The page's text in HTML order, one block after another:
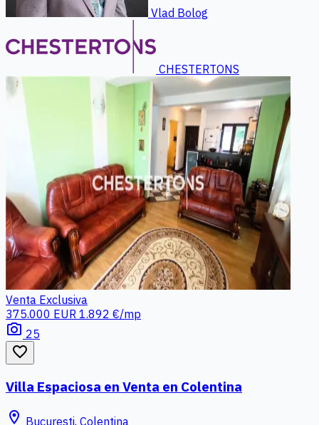
Vlad Bolog
CHESTERTONS
Venta Exclusiva
375.000 EUR 1.892 €/mp
photo_camera 25
favorite_border
Villa Espaciosa en Venta en Colentina
location_on Bucuresti, Colentina